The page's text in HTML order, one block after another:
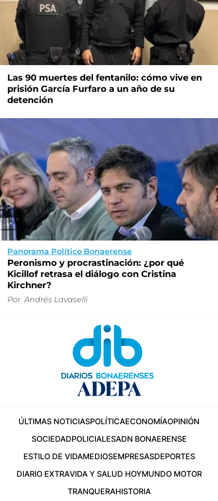
Las 90 muertes del fentanilo: cómo vive en
prisión García Furfaro a un año de su
detención
Panorama Político Bonaerense
Peronismo y procrastinación: ¿por qué
Kicillof retrasa el diálogo con Cristina
Kirchner?
Por Andrés Lavaselli
ÚLTIMAS NOTICIASPOLÍTICAECONOMÍAOPINIÓN
SOCIEDADPOLICIALESADN BONAERENSE
ESTILO DE VIDAMEDIOSEMPRESASDEPORTES
DIARIO EXTRAVIDA Y SALUD HOYMUNDO MOTOR
TRANQUERAHISTORIA